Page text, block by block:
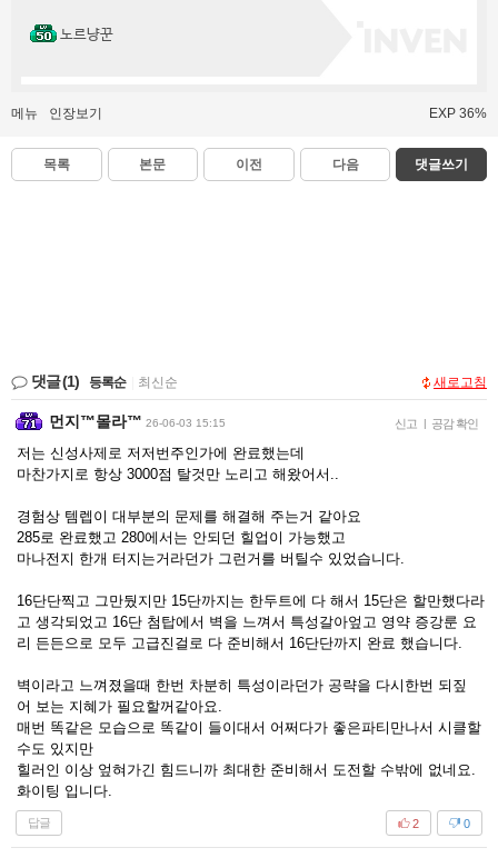
노르냥꾼
메뉴 인장보기 EXP 36%
목록 본문 이전 다음 댓글쓰기
댓글(1) 등록순 최신순 새로고침
먼지™몰라™ 26-06-03 15:15 신고 | 공감 확인
저는 신성사제로 저저번주인가에 완료했는데
마찬가지로 항상 3000점 탈것만 노리고 해왔어서..
경험상 템렙이 대부분의 문제를 해결해 주는거 같아요
285로 완료했고 280에서는 안되던 힐업이 가능했고
마나전지 한개 터지는거라던가 그런거를 버틸수 있었습니다.
16단단찍고 그만뒀지만 15단까지는 한두트에 다 해서 15단은 할만했다라
고 생각되었고 16단 첨탑에서 벽을 느껴서 특성갈아엎고 영약 증강룬 요
리 든든으로 모두 고급진걸로 다 준비해서 16단단까지 완료 했습니다.
벽이라고 느껴졌을때 한번 차분히 특성이라던가 공략을 다시한번 되짚
어 보는 지혜가 필요할꺼같아요.
매번 똑같은 모습으로 똑같이 들이대서 어쩌다가 좋은파티만나서 시클할
수도 있지만
힐러인 이상 엎혀가긴 힘드니까 최대한 준비해서 도전할 수밖에 없네요.
화이팅 입니다.
답글 0
2